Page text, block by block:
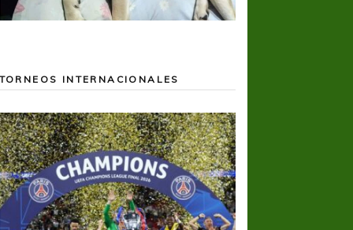
TORNEOS INTERNACIONALES